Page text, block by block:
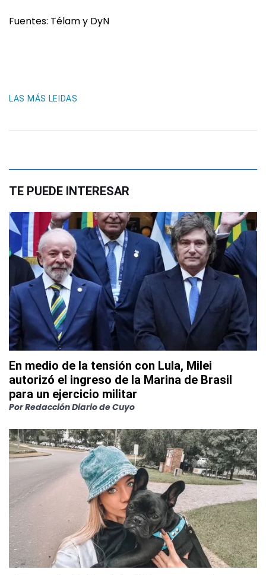
Fuentes: Télam y DyN
LAS MÁS LEIDAS
TE PUEDE INTERESAR
En medio de la tensión con Lula, Milei
autorizó el ingreso de la Marina de Brasil
para un ejercicio militar
PorRedacción Diario de Cuyo